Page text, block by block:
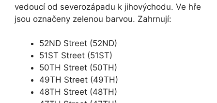
vedoucí od severozápadu k jihovýchodu. Ve hře
jsou označeny zelenou barvou. Zahrnují:
52ND Street (52ND)
51ST Street (51ST)
50TH Street (50TH)
49TH Street (49TH)
48TH Street (48TH)